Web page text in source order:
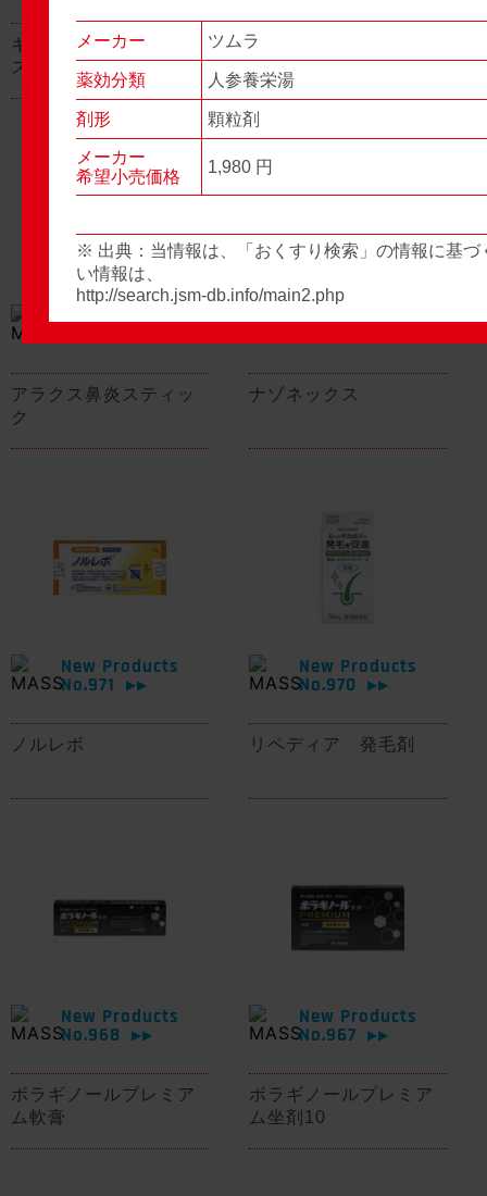
キャベジンコーワαプラ
ス顆粒
グロンサン用刃棒
アラクス鼻炎スティッ
ク
ナゾネックス
New Products
No.971
▶▶
ノルレボ
New Products
No.970
▶▶
リペディア 発毛剤
New Products
No.968
▶▶
ボラギノールプレミア
ム軟膏
New Products
No.967
▶▶
ボラギノールプレミア
ム坐剤10
メーカー ツムラ
薬効分類 人参養栄湯
剤形 顆粒剤
メーカー
希望小売価格
1,980 円
※ 出典：当情報は、「おくすり検索」の情報に基づ
い情報は、
http://search.jsm-db.info/main2.php